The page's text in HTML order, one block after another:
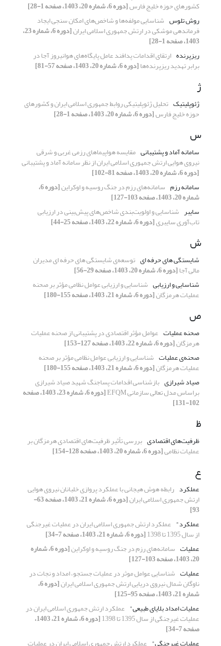
کشورهای حوزه خلیج فارس[دوره 6، شماره 20، 1403، صفحه 1-28]
روش تلوس شناسایی مولفه‌ها و شاخص‌های امکان سنجی ایجاد
فرماندهی موشکی در ارتش جمهوری اسلامی ایران [دوره 6، شماره 23،
1403، صفحه 1-28]
ریزپرنده ارتقای اقدامات پدافند عامل پایگاه‌های هوانیروز آجا در
برابر تهدید ریزپرنده‌ها[دوره 6، شماره 20، 1403، صفحه 57-81]
ژ
ژئوپلیتیک تحلیل ژئوپلیتیکی روابط جمهوری اسلامی ایران و کشورهای
حوزه خلیج فارس[دوره 6، شماره 20، 1403، صفحه 1-28]
س
سامانه آماد و پشتیبانی مقایسه هواپیماهای رزمی غربی و شرقی
نیروی هوایی ارتش جمهوری اسلامی ایران از نظر سامانه آماد و پشتیبانی
[دوره 6، شماره 20، 1403، صفحه 81-102]
سامانه رزم سامانه‌های رزم در جنگ روسیه و اوکراین [دوره 6،
شماره 20، 1403، صفحه 103-127]
سایبر شناسایی و اولویت‌بندی شاخص‌های پیش‌بینی در ارزیابی
تاب‌آوری سایبری[دوره 6، شماره 22، 1403، صفحه 25-44]
ش
شایستگی های حرفه ای توسعه‌ی شایستگی های حرفه ای مدیران
مالی آجا[دوره 6، شماره 20، 1403، صفحه 29-56]
شناسایی و ارزیابی شناسایی و ارزیابی عوامل نظامی مؤثر بر صحنه
عملیات هرمزگان[دوره 6، شماره 21، 1403، صفحه 155-180]
ص
صحنه عملیات عوامل مؤثر اقتصادی در پشتیبانی از صحنه عملیات
هرمزگان[دوره 6، شماره 22، 1403، صفحه 127-153]
صحنه‌ی عملیات شناسایی و ارزیابی عوامل نظامی مؤثر بر صحنه
عملیات هرمزگان[دوره 6، شماره 21، 1403، صفحه 155-180]
صیاد شیرازی بازشناسی اقدامات پساجنگ شهید صیاد شیرازی
براساس مدل تعالی سازمانی EFQM [دوره 6، شماره 23، 1403، صفحه
102-131]
ظ
ظرفیت‌های اقتصادی بررسی تأثیر ظرفیت‌های اقتصادی هرمزگان بر
عملیات نظامی[دوره 6، شماره 20، 1403، صفحه 128-154]
ع
عملکرد رابطه هوش هیجانی با عملکرد پروازی خلبانان نیروی هوایی
ارتش جمهوری اسلامی ایران [دوره 6، شماره 21، 1403، صفحه 63-
93]
عملکرد" عملکرد ارتش جمهوری اسلامی ایران در عملیات غیرجنگی
از سال 1395 تا 1398
[دوره 6، شماره 21، 1403، صفحه 7-34]
عملیات سامانه‌های رزم در جنگ روسیه و اوکراین [دوره 6، شماره
20، 1403، صفحه 103-127]
عملیات شناسایی عوامل موثر در عملیات جستجو، امداد و نجات در
ناوگان شمال نیروی دریایی ارتش جمهوری اسلامی ایران [دوره 6،
شماره 21، 1403، صفحه 95-125]
عملیات امداد بلایای طبیعی" عملکرد ارتش جمهوری اسلامی ایران در
عملیات غیرجنگی از سال 1395 تا 1398 [دوره 6، شماره 21، 1403،
صفحه 7-34]
عملیات غیرجنگی" عملکرد ارتش جمهوری اسلامی ایران در عملیات